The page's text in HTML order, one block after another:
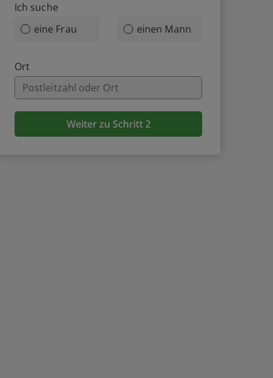
Ich suche
eine Frau
einen Mann
Ort
Weiter zu Schritt 2